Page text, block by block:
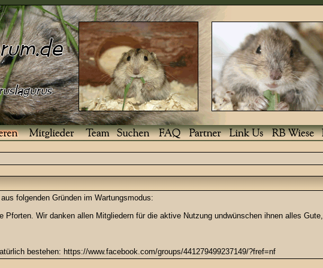
folgenden Gründen im Wartungsmodus:
Pforten. Wir danken allen Mitgliedern für die aktive Nutzung undwünschen ihnen alles Gute,
bestehen: https://www.facebook.com/groups/441279499237149/?fref=nf